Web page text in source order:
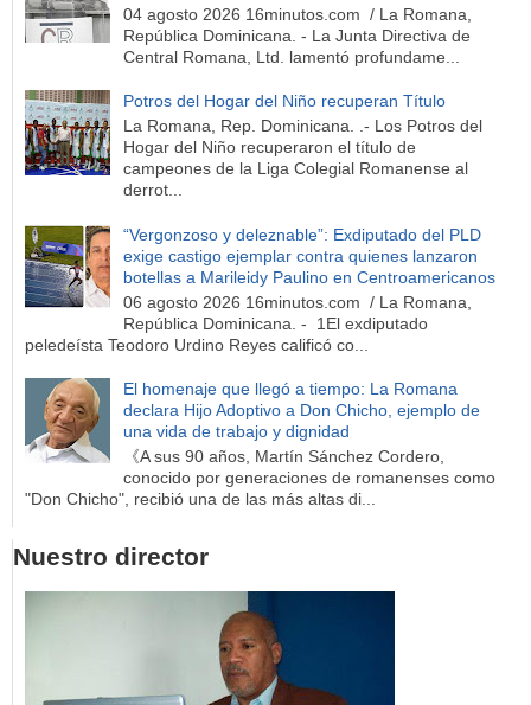
04 agosto 2026 16minutos.com / La Romana,
República Dominicana. - La Junta Directiva de
Central Romana, Ltd. lamentó profundame...
Potros del Hogar del Niño recuperan Título
La Romana, Rep. Dominicana. .- Los Potros del
Hogar del Niño recuperaron el título de
campeones de la Liga Colegial Romanense al
derrot...
“Vergonzoso y deleznable”: Exdiputado del PLD
exige castigo ejemplar contra quienes lanzaron
botellas a Marileidy Paulino en Centroamericanos
06 agosto 2026 16minutos.com / La Romana,
República Dominicana. - 1El exdiputado
peledeísta Teodoro Urdino Reyes calificó co...
El homenaje que llegó a tiempo: La Romana
declara Hijo Adoptivo a Don Chicho, ejemplo de
una vida de trabajo y dignidad
《A sus 90 años, Martín Sánchez Cordero,
conocido por generaciones de romanenses como
"Don Chicho", recibió una de las más altas di...
Nuestro director